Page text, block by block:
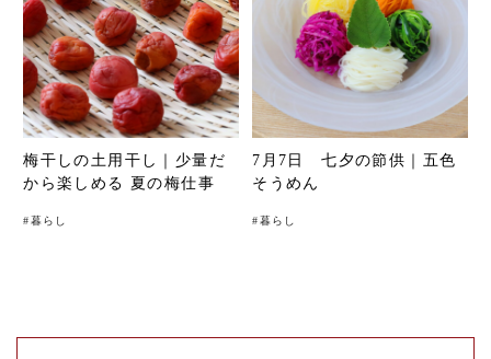
梅干しの土用干し｜少量だ
から楽しめる 夏の梅仕事
#暮らし
7月7日 七夕の節供｜五色
そうめん
#暮らし